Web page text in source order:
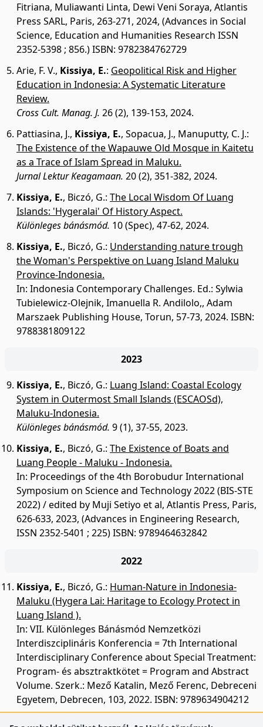
Fitriana, Muliawanti Linta, Dewi Veni Soraya, Atlantis
Press SARL, Paris, 263-271, 2024, (Advances in Social
Science, Education and Humanities Research ISSN
2352-5398 ; 856.) ISBN: 9782384762729
Arie, F. V., Kissiya, E.: Geopolitical Risk and Higher
Education in Indonesia: A Systematic Literature
Review.
Cross Cult. Manag. J. 26 (2), 139-153, 2024.
Pattiasina, J., Kissiya, E., Sopacua, J., Manuputty, C. J.:
The Existence of the Wapauwe Old Mosque in Kaitetu
as a Trace of Islam Spread in Maluku.
Jurnal Lektur Keagamaan. 20 (2), 351-382, 2024.
Kissiya, E., Biczó, G.: The Local Wisdom Of Luang
Islands: 'Hygeralai' Of History Aspect.
Különleges bánásmód. 10 (Spec), 47-62, 2024.
Kissiya, E., Biczó, G.: Understanding nature trough
the Woman's Perspektive on Luang Island Maluku
Province-Indonesia.
In: Indonesia Contemporary Challenges. Ed.: Sylwia
Tubielewicz-Olejnik, Imanuella R. Andilolo,, Adam
Marszaek Publishing House, Torun, 57-73, 2024. ISBN:
9788381809122
2023
Kissiya, E., Biczó, G.: Luang Island: Coastal Ecology
System in Outermost Small Islands (ESCAOSd),
Maluku-Indonesia.
Különleges bánásmód. 9 (1), 37-55, 2023.
Kissiya, E., Biczó, G.: The Existence of Boats and
Luang People - Maluku - Indonesia.
In: Proceedings of the 4th Borobudur International
Symposium on Science and Technology 2022 (BIS-STE
2022) / edited by Muji Setiyo et al, Atlantis Press, Paris,
626-633, 2023, (Advances in Engineering Research,
ISSN 2352-5401 ; 225) ISBN: 9789464632842
2022
Kissiya, E., Biczó, G.: Human-Nature in Indonesia-
Maluku (Hygera Lai: Haritage to Ecology Protect in
Luang Island ).
In: VII. Különleges Bánásmód Nemzetközi
Interdiszciplináris Konferencia = 7th International
Interdisciplinary Conference about Special Treatment:
Program- és absztraktkötet = Program and Abstract
Volume. Szerk.: Mező Katalin, Mező Ferenc, Debreceni
Egyetem, Debrecen, 103, 2022. ISBN: 9789634904212